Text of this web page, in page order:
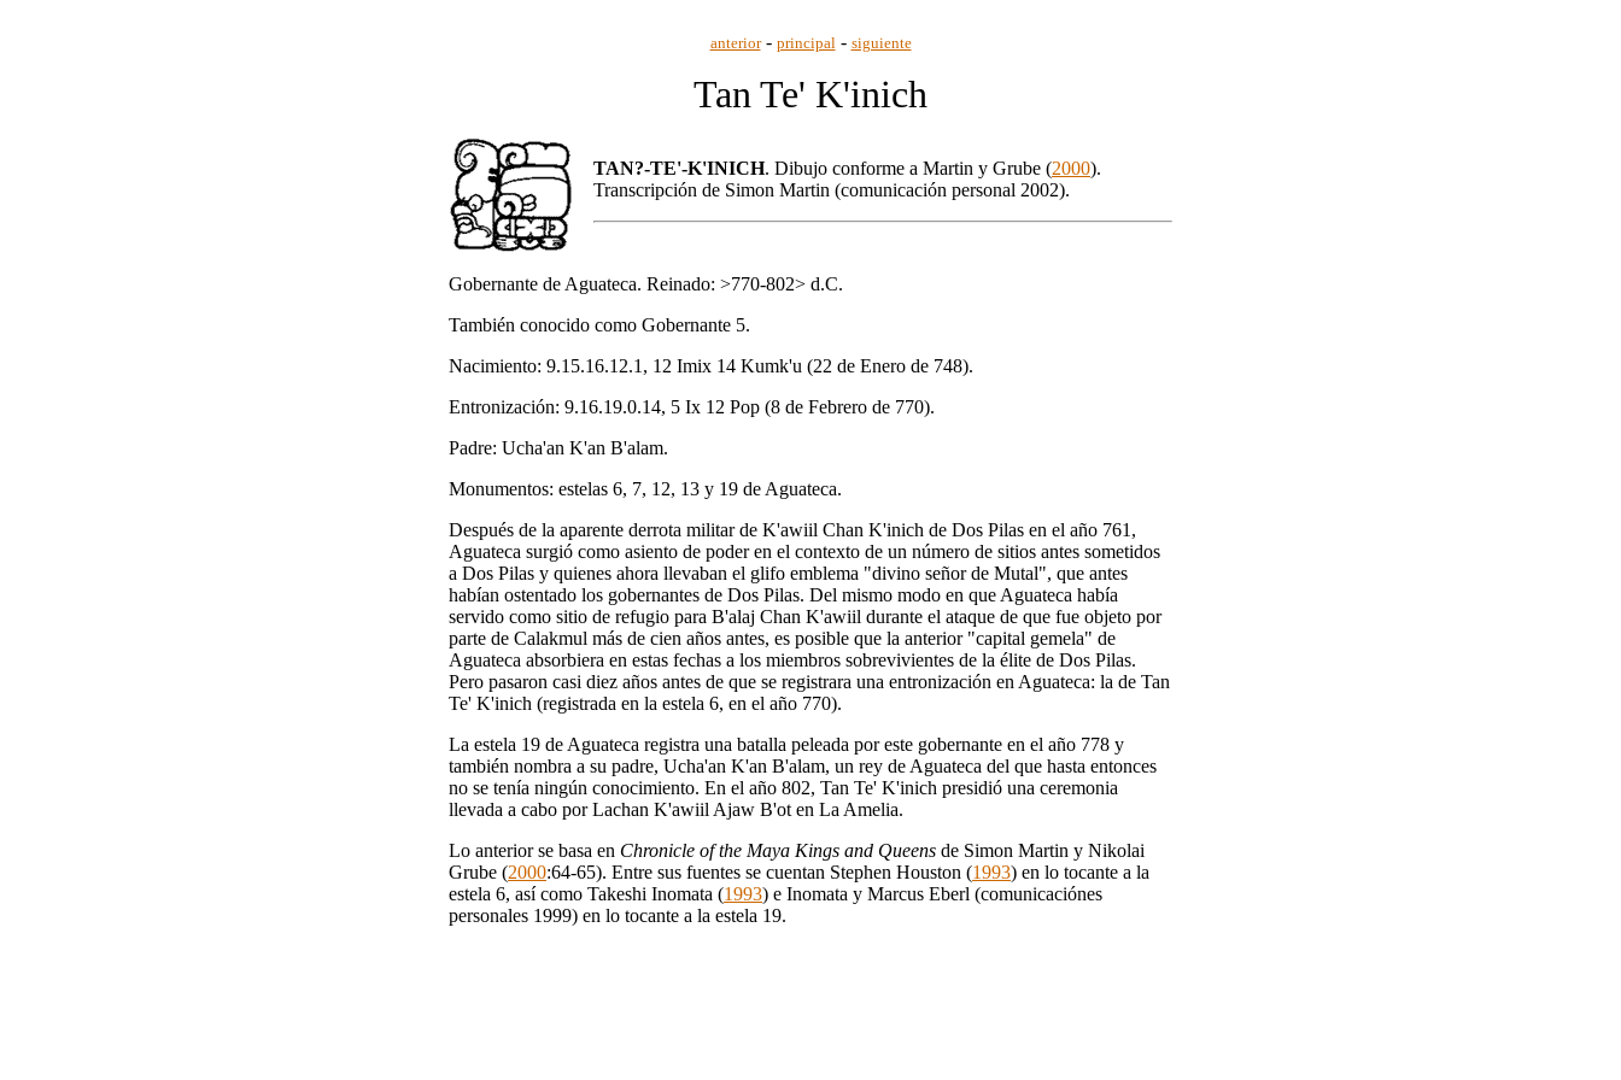
anterior- principal - siguiente
Tan Te' K'inich
TAN?-TE'-K'INICH. Dibujo conforme a Martin y Grube (2000).
Transcripción de Simon Martin (comunicación personal 2002).
Gobernante de Aguateca. Reinado: >770-802> d.C.
También conocido como Gobernante 5.
Nacimiento: 9.15.16.12.1, 12 Imix 14 Kumk'u (22 de Enero de 748).
Entronización: 9.16.19.0.14, 5 Ix 12 Pop (8 de Febrero de 770).
Padre: Ucha'an K'an B'alam.
Monumentos: estelas 6, 7, 12, 13 y 19 de Aguateca.
Después de la aparente derrota militar de K'awiil Chan K'inich de Dos Pilas en el año 761,
Aguateca surgió como asiento de poder en el contexto de un número de sitios antes sometidos
a Dos Pilas y quienes ahora llevaban el glifo emblema "divino señor de Mutal", que antes
habían ostentado los gobernantes de Dos Pilas. Del mismo modo en que Aguateca había
servido como sitio de refugio para B'alaj Chan K'awiil durante el ataque de que fue objeto por
parte de Calakmul más de cien años antes, es posible que la anterior "capital gemela" de
Aguateca absorbiera en estas fechas a los miembros sobrevivientes de la élite de Dos Pilas.
Pero pasaron casi diez años antes de que se registrara una entronización en Aguateca: la de Tan
Te' K'inich (registrada en la estela 6, en el año 770).
La estela 19 de Aguateca registra una batalla peleada por este gobernante en el año 778 y
también nombra a su padre, Ucha'an K'an B'alam, un rey de Aguateca del que hasta entonces
no se tenía ningún conocimiento. En el año 802, Tan Te' K'inich presidió una ceremonia
llevada a cabo por Lachan K'awiil Ajaw B'ot en La Amelia.
Lo anterior se basa en Chronicle of the Maya Kings and Queens de Simon Martin y Nikolai
Grube (2000:64-65). Entre sus fuentes se cuentan Stephen Houston (1993) en lo tocante a la
estela 6, así como Takeshi Inomata (1993) e Inomata y Marcus Eberl (comunicaciónes
personales 1999) en lo tocante a la estela 19.